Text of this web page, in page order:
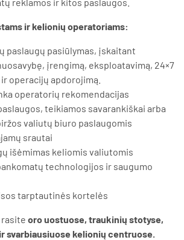
ir kelionių operatoriams:
paslaugų pasiūlymas, įskaitant
įrengimą, eksploatavimą, 24×7
operacijų apdorojimą.
operatorių rekomendacijas
teikiamos savarankiškai arba
valiutų biuro paslaugomis
srautai
išėmimas keliomis valiutomis
technologijos ir saugumo
tarptautinės kortelės
rasite oro uostuose, traukinių stotyse,
svarbiausiuose kelionių centruose.